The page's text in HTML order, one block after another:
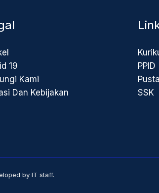
19
Kami
Dan Kebijakan
PPID
SSK
by IT staff.